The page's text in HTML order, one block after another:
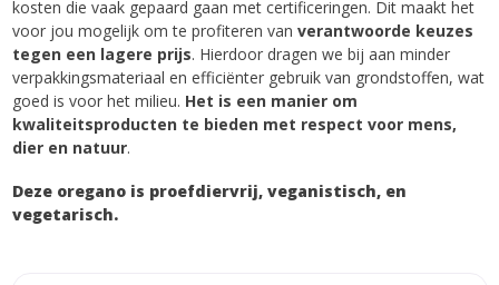
kosten die vaak gepaard gaan met certificeringen. Dit maakt het
voor jou mogelijk om te profiteren van verantwoorde keuzes
tegen een lagere prijs. Hierdoor dragen we bij aan minder
verpakkingsmateriaal en efficiënter gebruik van grondstoffen, wat
goed is voor het milieu. Het is een manier om
kwaliteitsproducten te bieden met respect voor mens,
dier en natuur.
Deze oregano is proefdiervrij, veganistisch, en
vegetarisch.